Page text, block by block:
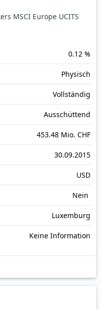
MSCI Europe UCITS
0.12 %
Physisch
Vollständig
Ausschüttend
453.48 Mio. CHF
30.09.2015
USD
Nein
Luxemburg
Keine Information